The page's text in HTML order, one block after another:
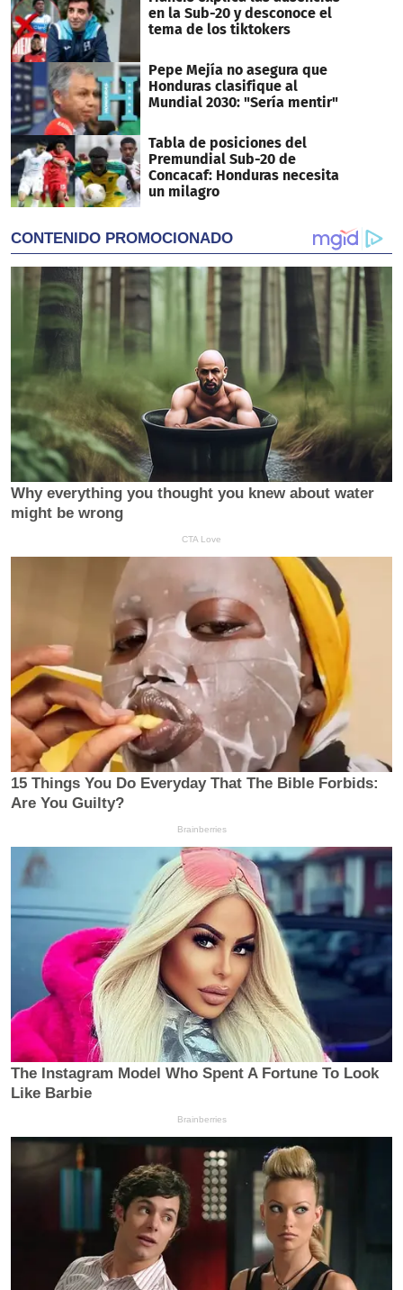
en la Sub-20 y desconoce el
tema de los tiktokers
Pepe Mejía no asegura que
Honduras clasifique al
Mundial 2030: "Sería mentir"
Tabla de posiciones del
Premundial Sub-20 de
Concacaf: Honduras necesita
un milagro